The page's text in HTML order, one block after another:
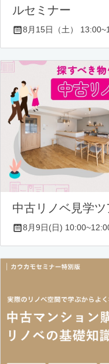
ルセミナー
8月15日（土）
中古リノベ見学ツ
8月9日(日)